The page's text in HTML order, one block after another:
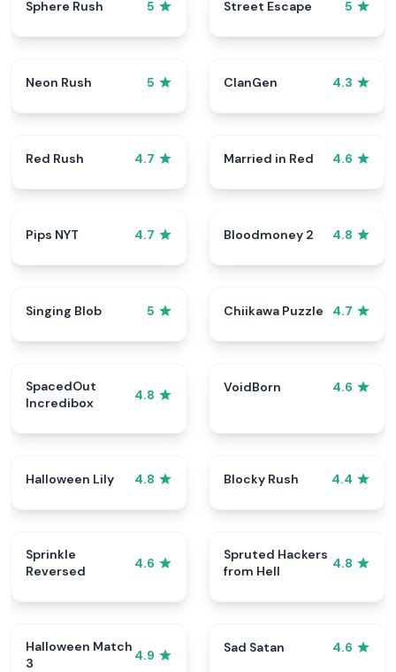
Sphere Rush 5 Street Escape 5
Neon Rush 5 ClanGen 4.3
Red Rush 4.7 Married in Red 4.6
Pips NYT 4.7 Bloodmoney 2 4.8
Singing Blob 5 Chiikawa Puzzle 4.7
SpacedOut
Incredibox
4.8
VoidBorn 4.6
Halloween Lily 4.8 Blocky Rush 4.4
Sprinkle
Reversed
4.6
Spruted Hackers
from Hell
4.8
Halloween Match
3
4.9
Sad Satan 4.6